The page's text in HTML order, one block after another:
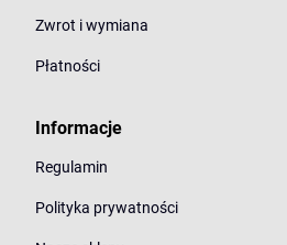
Zwrot i wymiana
Płatności
Informacje
Regulamin
Polityka prywatności